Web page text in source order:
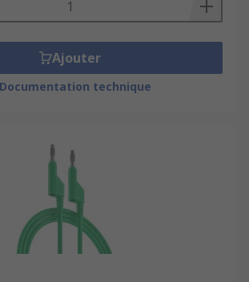
Ajouter
Documentation technique